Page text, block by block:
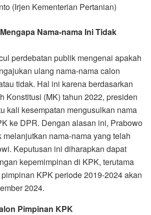
(Irjen Kementerian Pertanian)
Nama-nama Ini Tidak
perdebatan publik mengenai apakah
ulang nama-nama calon
tidak. Hal ini karena berdasarkan
Konstitusi (MK) tahun 2022, presiden
kali kesempatan mengusulkan nama
ke DPR. Dengan alasan ini, Prabowo
melanjutkan nama-nama yang telah
Keputusan ini diharapkan dapat
kepemimpinan di KPK, terutama
KPK periode 2019-2024 akan
2024.
Pimpinan KPK